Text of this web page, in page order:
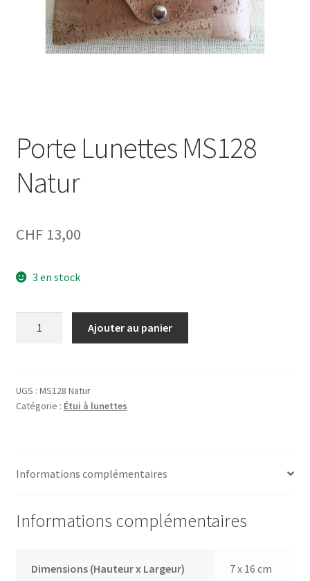
Porte Lunettes MS128
Natur
CHF13,00
3 en stock
MS128
Natur
Ajouter au panier
UGS : MS128 Natur
Catégorie : Étui à lunettes
Informations complémentaires
Informations complémentaires
Dimensions (Hauteur x Largeur) 7 x 16 cm